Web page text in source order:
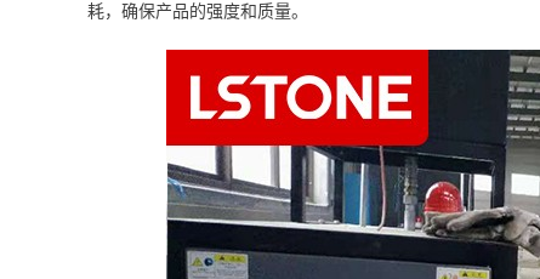
耗，确保产品的强度和质量。